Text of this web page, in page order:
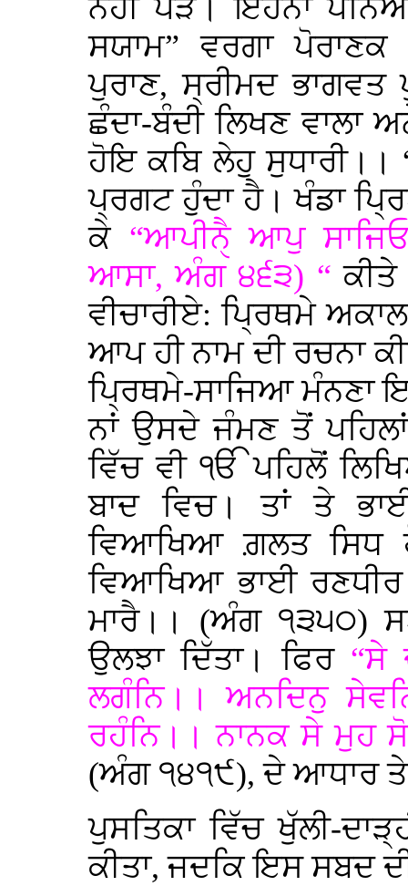
ਨਹੀ ਪੜੇ। ਇਹਨਾਂ
ਸਯਾਮ” ਵਰਗਾ
ਪੁਰਾਣ, ਸ੍ਰੀਮਦ
ਛੰਦਾ-ਬੰਦੀ ਲਿਖਣ ਵਾਲਾ
ਹੋਇ ਕਬਿ ਲੇਹੁ ਸੁਧਾਰੀ।।
ਪ੍ਰਗਟ ਹੁੰਦਾ ਹੈ। ਖੰਡਾ
ਕੇ “ਆਪੀਨੈੑ ਆਪੁ
ਆਸਾ, ਅੰਗ ੪੬੩) “
ਵੀਚਾਰੀਏ: ਪ੍ਰਿਥਮੇ
ਆਪ ਹੀ ਨਾਮ ਦੀ ਰਚਨਾ
ਪ੍ਰਿਥਮੇ-ਸਾਜਿਆ ਮੰਨਣਾ
ਨਾਂ ਉਸਦੇ ਜੰਮਣ ਤੋਂ
ਵਿੱਚ ਵੀ ੴ ਪਹਿਲੋਂ
ਬਾਦ ਵਿਚ। ਤਾਂ ਤੇ
ਵਿਆਖਿਆ ਗ਼ਲਤ ਸਿਧ
ਵਿਆਖਿਆ ਭਾਈ
ਮਾਰੈ।। (ਅੰਗ ੧੩੫੦)
ਉਲਝਾ ਦਿੱਤਾ। ਫਿਰ “ਸੇ
ਲਗੰਨਿ।। ਅਨਦਿਨੁ
ਰਹੰਨਿ।। ਨਾਨਕ ਸੇ ਮੁਹ
(ਅੰਗ ੧੪੧੯), ਦੇ ਆਧਾਰ ਤੇ
ਪੁਸਤਿਕਾ ਵਿੱਚ ਖੁੱਲੀ-
ਕੀਤਾ, ਜਦਕਿ ਇਸ ਸਬਦ